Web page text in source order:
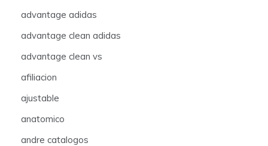
advantage adidas
advantage clean adidas
advantage clean vs
afiliacion
ajustable
anatomico
andre catalogos